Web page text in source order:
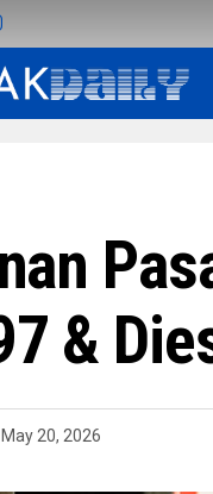
&
May 20, 2026